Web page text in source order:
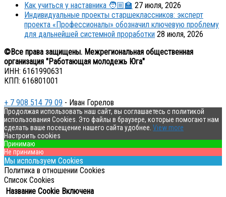
Как учиться у наставника 🧑🏼‍🏫 27 июля, 2026
Индивидуальные проекты старшеклассников: эксперт
проекта «Профессионалы» обозначил ключевую проблему
для дальнейшей системной проработки 28 июля, 2026
©Все права защищены. Межрегиональная общественная
организация "Работающая молодежь Юга"
ИНН: 6161990631
КПП: 616801001
+ 7 908 514 79 09 - Иван Горелов
Продолжая использовать наш сайт, вы соглашаетесь с политикой
использования Cookies. Это файлы в браузере, которые помогают нам
сделать ваше посещение нашего сайта удобнее. View more
Настроить cookies
Принимаю
Не принимаю
Мы используем Cookies
Политика в отношении Cookies
Список Cookies
Название Cookie Включена